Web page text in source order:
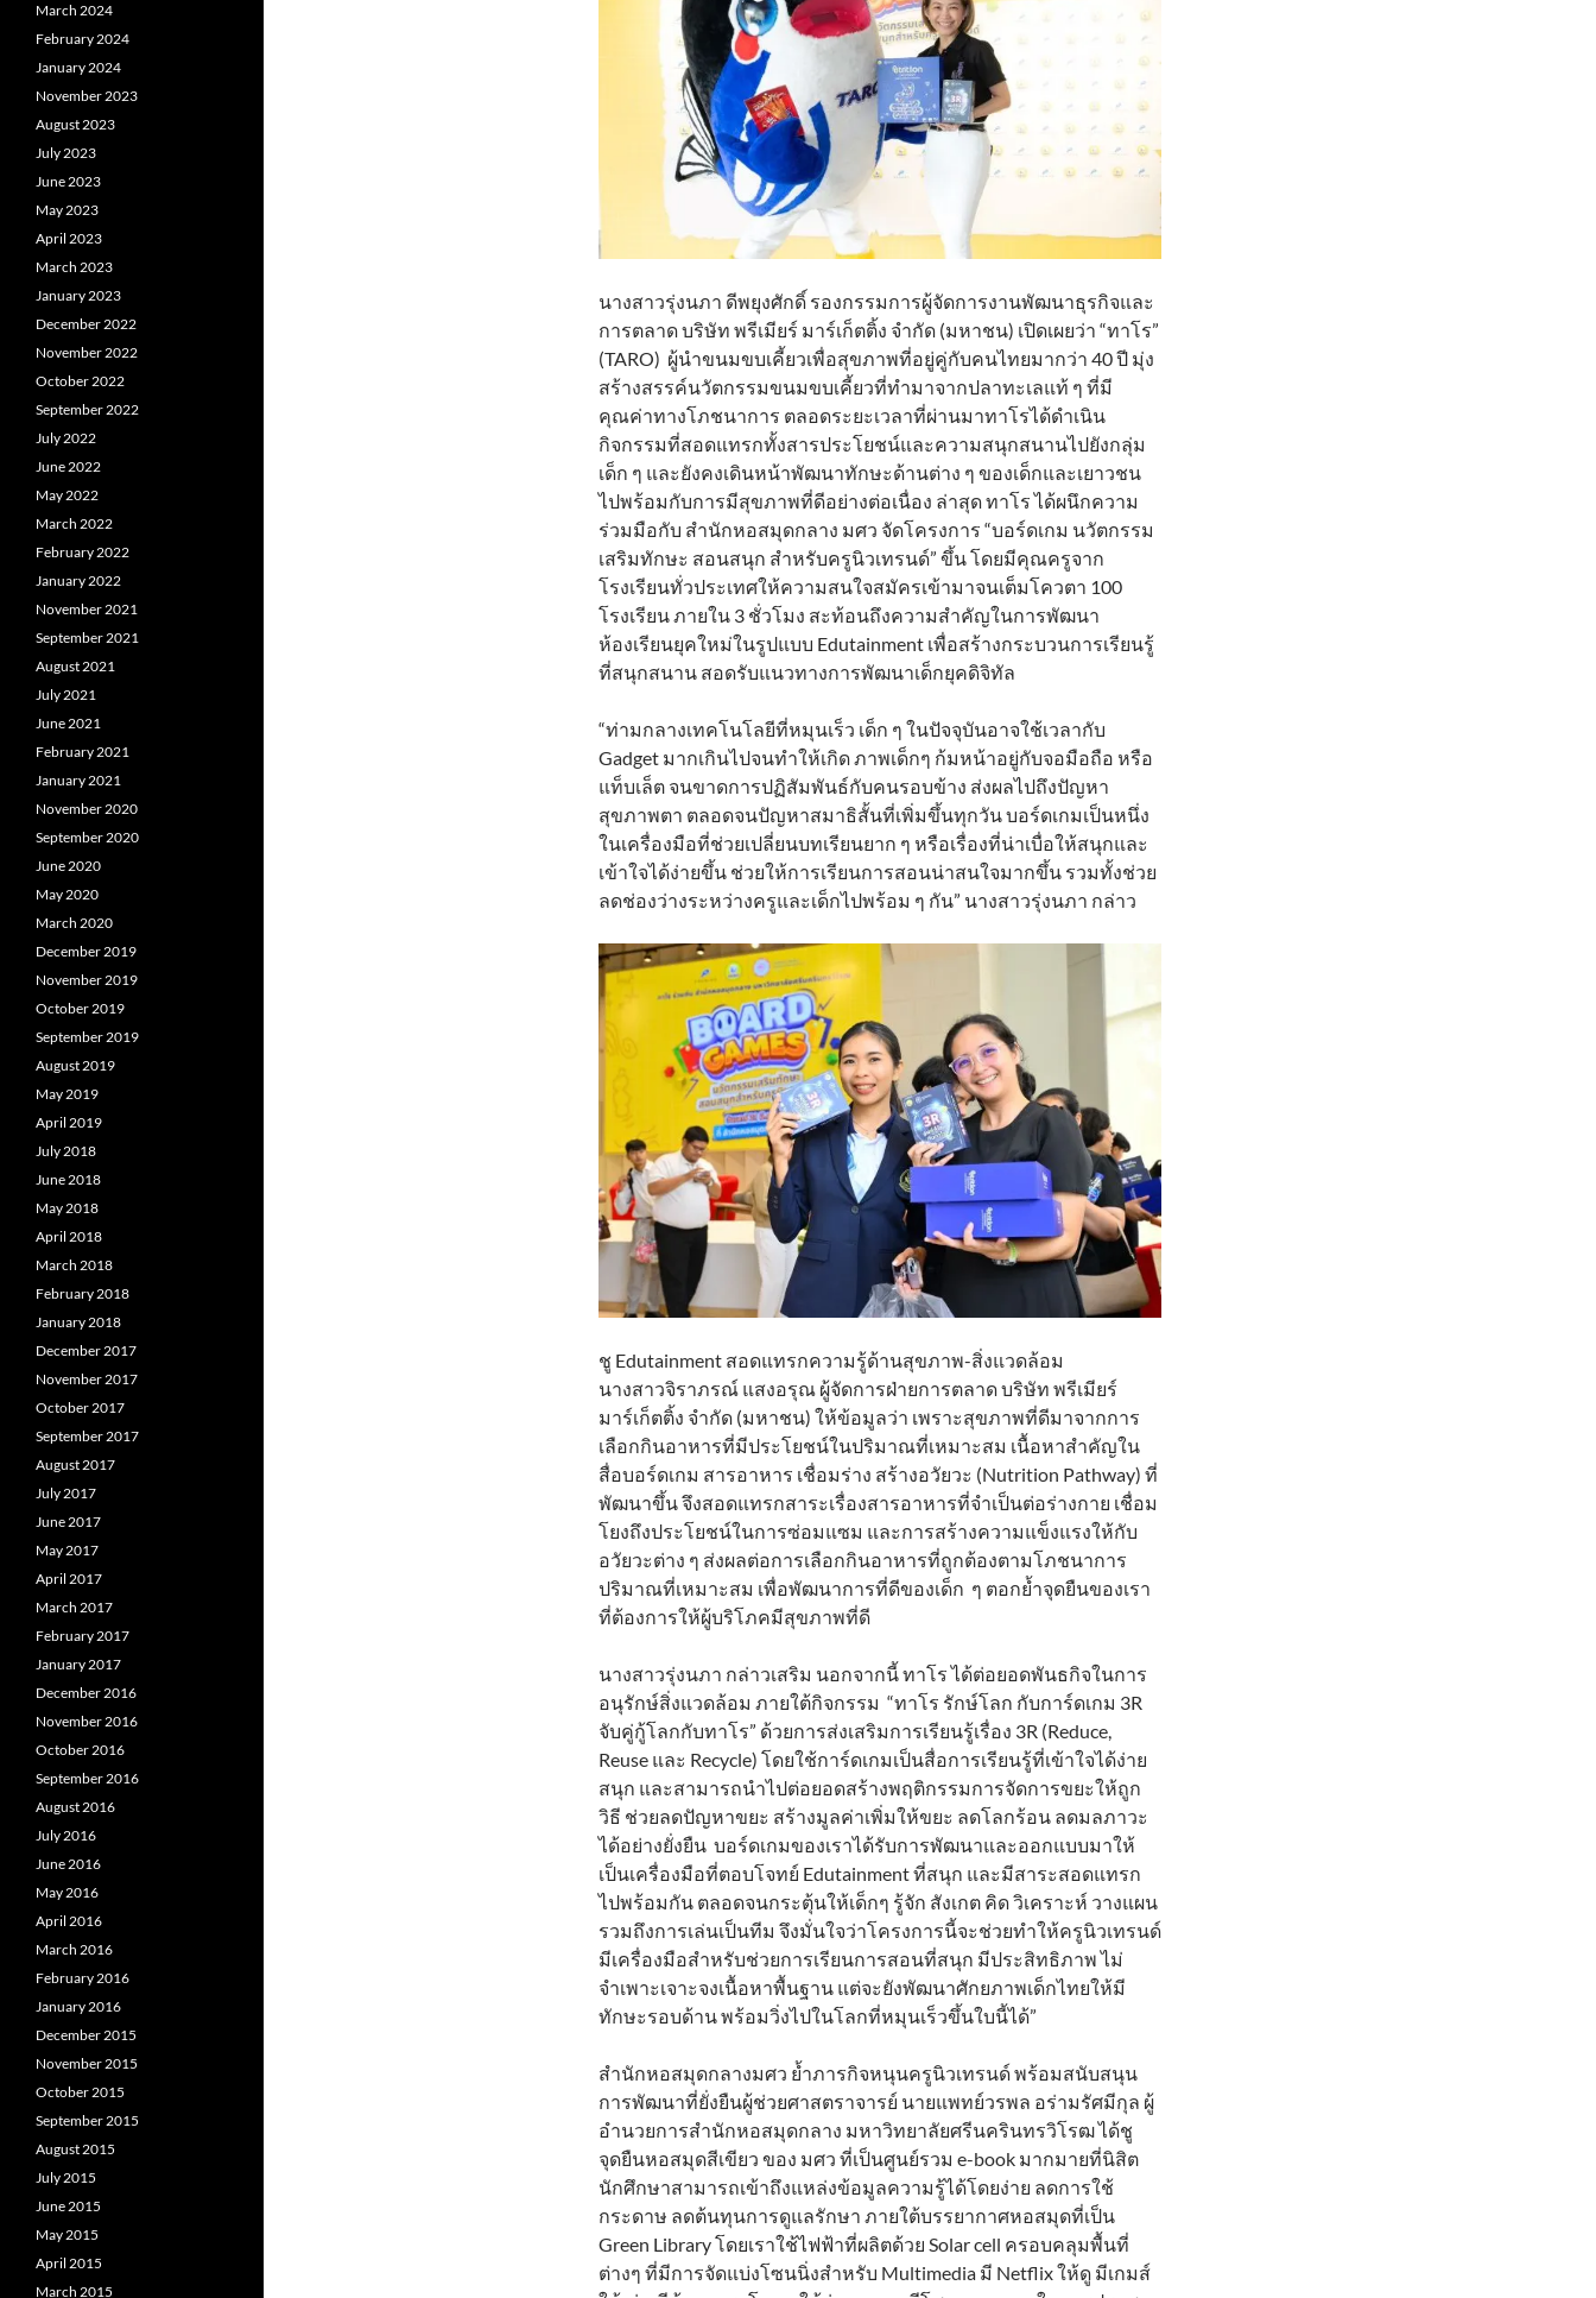
นางสาวรุ่งนภา ดีพยุงศักดิ์ รองกรรมการผู้จัดการงานพัฒนาธุรกิจและ
การตลาด บริษัท พรีเมียร์ มาร์เก็ตติ้ง จำกัด (มหาชน) เปิดเผยว่า “ทาโร”
(TARO) ผู้นำขนมขบเคี้ยวเพื่อสุขภาพที่อยู่คู่กับคนไทยมากว่า 40 ปี มุ่ง
สร้างสรรค์นวัตกรรมขนมขบเคี้ยวที่ทำมาจากปลาทะเลแท้ ๆ ที่มี
คุณค่าทางโภชนาการ ตลอดระยะเวลาที่ผ่านมาทาโรได้ดำเนิน
กิจกรรมที่สอดแทรกทั้งสารประโยชน์และความสนุกสนานไปยังกลุ่ม
เด็ก ๆ และยังคงเดินหน้าพัฒนาทักษะด้านต่าง ๆ ของเด็กและเยาวชน
ไปพร้อมกับการมีสุขภาพที่ดีอย่างต่อเนื่อง ล่าสุด ทาโร ได้ผนึกความ
ร่วมมือกับ สำนักหอสมุดกลาง มศว จัดโครงการ “บอร์ดเกม นวัตกรรม
เสริมทักษะ สอนสนุก สำหรับครูนิวเทรนด์” ขึ้น โดยมีคุณครูจาก
โรงเรียนทั่วประเทศให้ความสนใจสมัครเข้ามาจนเต็มโควตา 100
โรงเรียน ภายใน 3 ชั่วโมง สะท้อนถึงความสำคัญในการพัฒนา
ห้องเรียนยุคใหม่ในรูปแบบ Edutainment เพื่อสร้างกระบวนการเรียนรู้
ที่สนุกสนาน สอดรับแนวทางการพัฒนาเด็กยุคดิจิทัล
“ท่ามกลางเทคโนโลยีที่หมุนเร็ว เด็ก ๆ ในปัจจุบันอาจใช้เวลากับ
Gadget มากเกินไปจนทำให้เกิด ภาพเด็กๆ ก้มหน้าอยู่กับจอมือถือ หรือ
แท็บเล็ต จนขาดการปฏิสัมพันธ์กับคนรอบข้าง ส่งผลไปถึงปัญหา
สุขภาพตา ตลอดจนปัญหาสมาธิสั้นที่เพิ่มขึ้นทุกวัน บอร์ดเกมเป็นหนึ่ง
ในเครื่องมือที่ช่วยเปลี่ยนบทเรียนยาก ๆ หรือเรื่องที่น่าเบื่อให้สนุกและ
เข้าใจได้ง่ายขึ้น ช่วยให้การเรียนการสอนน่าสนใจมากขึ้น รวมทั้งช่วย
ลดช่องว่างระหว่างครูและเด็กไปพร้อม ๆ กัน” นางสาวรุ่งนภา กล่าว
ชู Edutainment สอดแทรกความรู้ด้านสุขภาพ-สิ่งแวดล้อม
นางสาวจิราภรณ์ แสงอรุณ ผู้จัดการฝ่ายการตลาด บริษัท พรีเมียร์
มาร์เก็ตติ้ง จำกัด (มหาชน) ให้ข้อมูลว่า เพราะสุขภาพที่ดีมาจากการ
เลือกกินอาหารที่มีประโยชน์ในปริมาณที่เหมาะสม เนื้อหาสำคัญใน
สื่อบอร์ดเกม สารอาหาร เชื่อมร่าง สร้างอวัยวะ (Nutrition Pathway) ที่
พัฒนาขึ้น จึงสอดแทรกสาระเรื่องสารอาหารที่จำเป็นต่อร่างกาย เชื่อม
โยงถึงประโยชน์ในการซ่อมแซม และการสร้างความแข็งแรงให้กับ
อวัยวะต่าง ๆ ส่งผลต่อการเลือกกินอาหารที่ถูกต้องตามโภชนาการ
ปริมาณที่เหมาะสม เพื่อพัฒนาการที่ดีของเด็ก ๆ ตอกย้ำจุดยืนของเรา
ที่ต้องการให้ผู้บริโภคมีสุขภาพที่ดี
นางสาวรุ่งนภา กล่าวเสริม นอกจากนี้ ทาโร ได้ต่อยอดพันธกิจในการ
อนุรักษ์สิ่งแวดล้อม ภายใต้กิจกรรม “ทาโร รักษ์โลก กับการ์ดเกม 3R
จับคู่กู้โลกกับทาโร” ด้วยการส่งเสริมการเรียนรู้เรื่อง 3R (Reduce,
Reuse และ Recycle) โดยใช้การ์ดเกมเป็นสื่อการเรียนรู้ที่เข้าใจได้ง่าย
สนุก และสามารถนำไปต่อยอดสร้างพฤติกรรมการจัดการขยะให้ถูก
วิธี ช่วยลดปัญหาขยะ สร้างมูลค่าเพิ่มให้ขยะ ลดโลกร้อน ลดมลภาวะ
ได้อย่างยั่งยืน บอร์ดเกมของเราได้รับการพัฒนาและออกแบบมาให้
เป็นเครื่องมือที่ตอบโจทย์ Edutainment ที่สนุก และมีสาระสอดแทรก
ไปพร้อมกัน ตลอดจนกระตุ้นให้เด็กๆ รู้จัก สังเกต คิด วิเคราะห์ วางแผน
รวมถึงการเล่นเป็นทีม จึงมั่นใจว่าโครงการนี้จะช่วยทำให้ครูนิวเทรนด์
มีเครื่องมือสำหรับช่วยการเรียนการสอนที่สนุก มีประสิทธิภาพ ไม่
จำเพาะเจาะจงเนื้อหาพื้นฐาน แต่จะยังพัฒนาศักยภาพเด็กไทยให้มี
ทักษะรอบด้าน พร้อมวิ่งไปในโลกที่หมุนเร็วขึ้นใบนี้ได้”
สำนักหอสมุดกลางมศว ย้ำภารกิจหนุนครูนิวเทรนด์ พร้อมสนับสนุน
การพัฒนาที่ยั่งยืนผู้ช่วยศาสตราจารย์ นายแพทย์วรพล อร่ามรัศมีกุล ผู้
อำนวยการสำนักหอสมุดกลาง มหาวิทยาลัยศรีนครินทรวิโรฒ ได้ชู
จุดยืนหอสมุดสีเขียว ของ มศว ที่เป็นศูนย์รวม e-book มากมายที่นิสิต
นักศึกษาสามารถเข้าถึงแหล่งข้อมูลความรู้ได้โดยง่าย ลดการใช้
กระดาษ ลดต้นทุนการดูแลรักษา ภายใต้บรรยากาศหอสมุดที่เป็น
Green Library โดยเราใช้ไฟฟ้าที่ผลิตด้วย Solar cell ครอบคลุมพื้นที่
ต่างๆ ที่มีการจัดแบ่งโซนนิ่งสำหรับ Multimedia มี Netflix ให้ดู มีเกมส์
March 2024
February 2024
January 2024
November 2023
August 2023
July 2023
June 2023
May 2023
April 2023
March 2023
January 2023
December 2022
November 2022
October 2022
September 2022
July 2022
June 2022
May 2022
March 2022
February 2022
January 2022
November 2021
September 2021
August 2021
July 2021
June 2021
February 2021
January 2021
November 2020
September 2020
June 2020
May 2020
March 2020
December 2019
November 2019
October 2019
September 2019
August 2019
May 2019
April 2019
July 2018
June 2018
May 2018
April 2018
March 2018
February 2018
January 2018
December 2017
November 2017
October 2017
September 2017
August 2017
July 2017
June 2017
May 2017
April 2017
March 2017
February 2017
January 2017
December 2016
November 2016
October 2016
September 2016
August 2016
July 2016
June 2016
May 2016
April 2016
March 2016
February 2016
January 2016
December 2015
November 2015
October 2015
September 2015
August 2015
July 2015
June 2015
May 2015
April 2015
March 2015